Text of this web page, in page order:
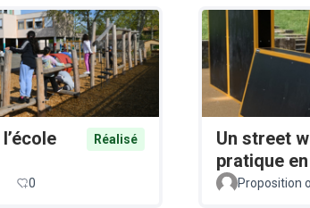
Réalisé
0
Un street
pratique
Proposition